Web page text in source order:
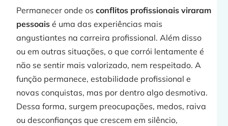
Permanecer onde osconflitos profissionais viraram
pessoais é uma das experiências mais
angustiantes na carreira profissional. Além disso
ou em outras situações, o que corrói lentamente é
não se sentir mais valorizado, nem respeitado. A
função permanece, estabilidade profissional e
novas conquistas, mas por dentro algo desmotiva.
Dessa forma, surgem preocupações, medos, raiva
ou desconfianças que crescem em silêncio,